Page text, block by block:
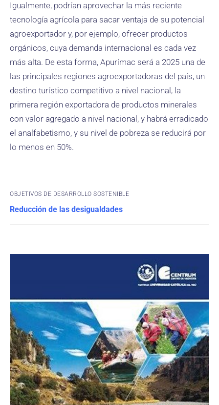
Igualmente, podrían aprovechar la más reciente
tecnología agrícola para sacar ventaja de su potencial
agroexportador y, por ejemplo, ofrecer productos
orgánicos, cuya demanda internacional es cada vez
más alta. De esta forma, Apurímac será a 2025 una de
las principales regiones agroexportadoras del país, un
destino turístico competitivo a nivel nacional, la
primera región exportadora de productos minerales
con valor agregado a nivel nacional, y habrá erradicado
el analfabetismo, y su nivel de pobreza se reducirá por
lo menos en 50%.
OBJETIVOS DE DESARROLLO SOSTENIBLE
Reducción de las desigualdades